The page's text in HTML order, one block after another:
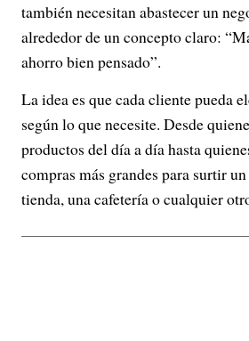
también necesitan abastecer un
alrededor de un concepto claro:
ahorro bien pensado”.
La idea es que cada cliente pueda
según lo que necesite. Desde
productos del día a día hasta
compras más grandes para surtir
tienda, una cafetería o cualquier